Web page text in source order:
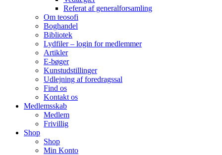
Referat af generalforsamling
Om teosofi
Boghandel
Bibliotek
Lydfiler – login for medlemmer
Artikler
E-bøger
Kunstudstillinger
Udlejning af foredragssal
Find os
Kontakt os
Medlemsskab
Medlem
Frivillig
Shop
Shop
Min Konto